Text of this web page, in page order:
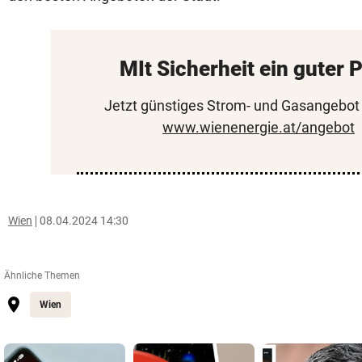
MIt Sicherheit ein guter
Jetzt günstiges Strom- und Gasangebot
www.wienenergie.at/angebot
Wien 08.04.2024 14:30
Ähnliche Themen
Wien